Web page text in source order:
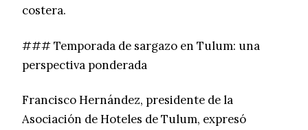
costera.
### Temporada de sargazo en Tulum: una
perspectiva ponderada
Francisco Hernández, presidente de la
Asociación de Hoteles de Tulum, expresó